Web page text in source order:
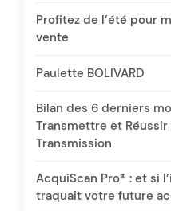
Profitez de l’été pour
vente
Paulette BOLIVARD
Bilan des 6 derniers
Transmettre et
Transmission
AcquiScan Pro® : et si
traquait votre future